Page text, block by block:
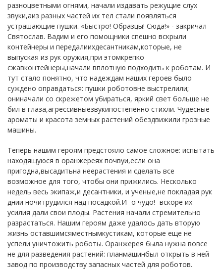
разноцветными огнями, начали издавать режущие слух
звуки,аиз разных частей их тел стали появляться
устрашающие пушки. «Быстро! Образцы! Сюда!» - закричал
Святослав. Вадим и его помощники спешно вскрыли
контейнеры и передалиихдесантникам,которые, не
выпуская из рук оружия,при этомкрепко
сжавконтейнеры,начали вплотную подходить к роботам. И
тут стало понятно, что надеждам наших героев было
суждено оправдаться: пушки роботовне выстрелили;
ониначали со скрежетом убираться, яркий свет больше не
бил в глаза,агрессивныезвукипостепенно стихли. Чудесные
ароматы и красота земных растений обездвижили грозные
машины.
Теперь нашим героям предстояло самое сложное: испытать
находящуюся в оранжереях почвуи,если она
пригодна,высадитьна неерастения и сделать все
возможное для того, чтобы они прижились. Несколько
недель весь экипаж,и десантники, и ученые,не покладая рук
днии ночитрудился над посадкой.И -о чудо! -вскоре их
усилия дали свои плоды. Растения начали стремительно
разрастаться. Нашим героям даже удалось дать вторую
жизнь оставшимсяместнымкустикам, которые еще не
успели уничтожить роботы. Оранжерея была нужна вовсе
не для разведения растений: планмашинбыл открыть в ней
завод по производству запасных частей для роботов.